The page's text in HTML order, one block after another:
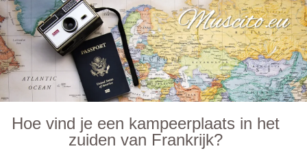
Hoe vind je een kampeerplaats in het
zuiden van Frankrijk?